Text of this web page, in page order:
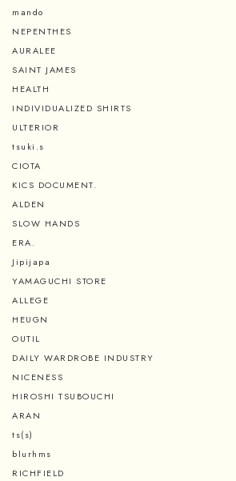
mando
NEPENTHES
AURALEE
SAINT JAMES
HEALTH
INDIVIDUALIZED SHIRTS
ULTERIOR
tsuki.s
CIOTA
KICS DOCUMENT.
ALDEN
SLOW HANDS
ERA.
Jipijapa
YAMAGUCHI STORE
ALLEGE
HEUGN
OUTIL
DAILY WARDROBE INDUSTRY
NICENESS
HIROSHI TSUBOUCHI
ARAN
ts(s)
blurhms
RICHFIELD